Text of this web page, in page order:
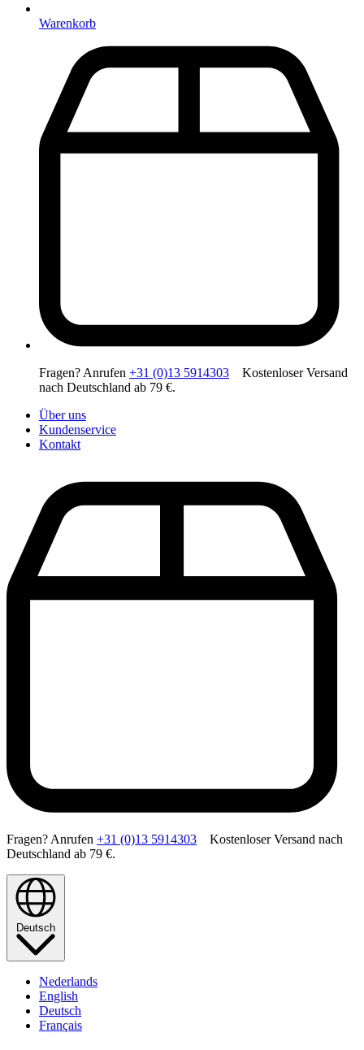
Warenkorb
Fragen? Anrufen +31 (0)13 5914303 Kostenloser Versand
nach Deutschland ab 79 €.
Über uns
Kundenservice
Kontakt
Fragen? Anrufen +31 (0)13 5914303 Kostenloser Versand nach
Deutschland ab 79 €.
Deutsch
Nederlands
English
Deutsch
Français